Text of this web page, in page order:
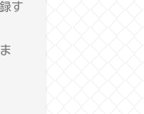
す